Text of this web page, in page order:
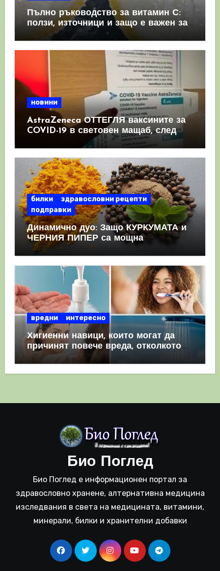
Пълно ръководство за витамин С:
ползи, източници и защо е важен за
имунната система
новини
AstraZeneca ОТТЕГЛЯ ваксините за
COVID-19 в световен мащаб, след
като призна, че те причиняват
билки
здравословни рецепти
подправки
Динамично дуо: Защо КУРКУМАТА и
ЧЕРНИЯ ПИПЕР са мощна
комбинация
вредни интересно
Хигиенни навици, които могат да
причинят повече вреда, отколкото
полза
Био Поглед
Био Поглед е информационен портал за
здравословно хранене, алтернативна медицина
изследвания в света на медицината, витамини,
минерали, билки и хранителни добавки